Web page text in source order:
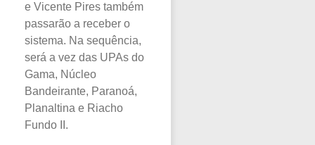
e Vicente Pires também
passarão a receber o
sistema. Na sequência,
será a vez das UPAs do
Gama, Núcleo
Bandeirante, Paranoá,
Planaltina e Riacho
Fundo II.